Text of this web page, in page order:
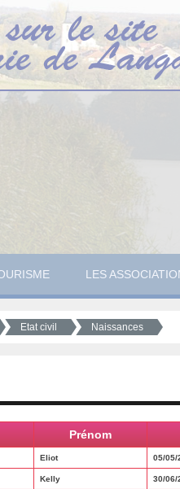
LES
Etat civil Naissances
Prénom
Eliot 05/05/
Kelly 30/06/